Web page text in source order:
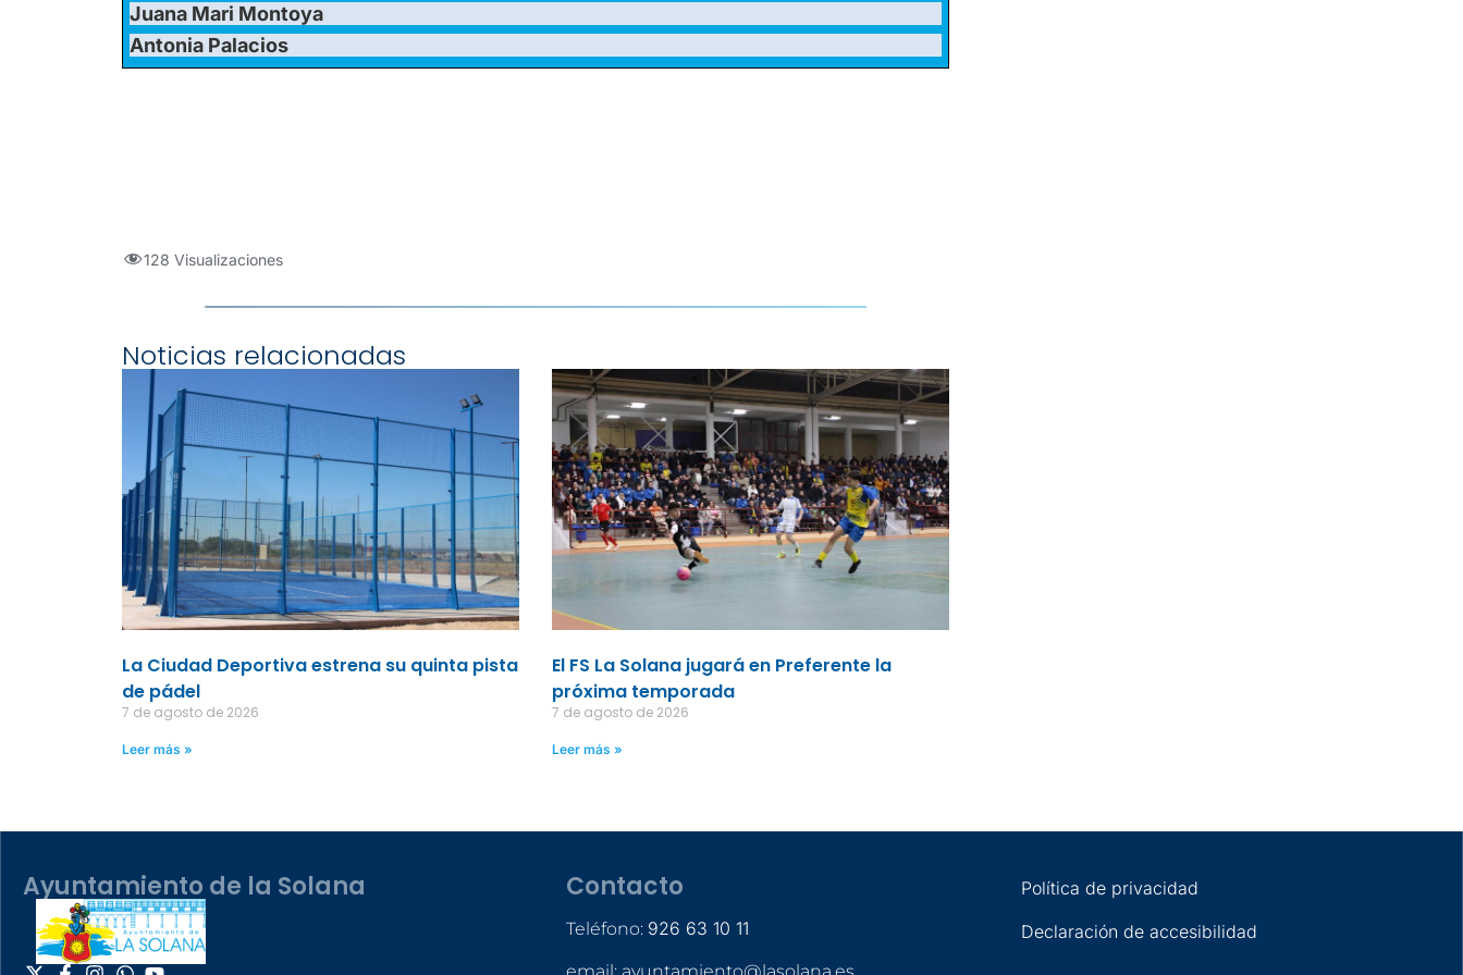
Juana Mari Montoya
Antonia Palacios
128 Visualizaciones
Noticias relacionadas
La Ciudad Deportiva estrena su quinta pista
de pádel
7 de agosto de 2026
Leer más »
El FS La Solana jugará en Preferente la
próxima temporada
7 de agosto de 2026
Leer más »
Ayuntamiento de la Solana Contacto
Teléfono: 926 63 10 11
Política de privacidad
Declaración de accesibilidad